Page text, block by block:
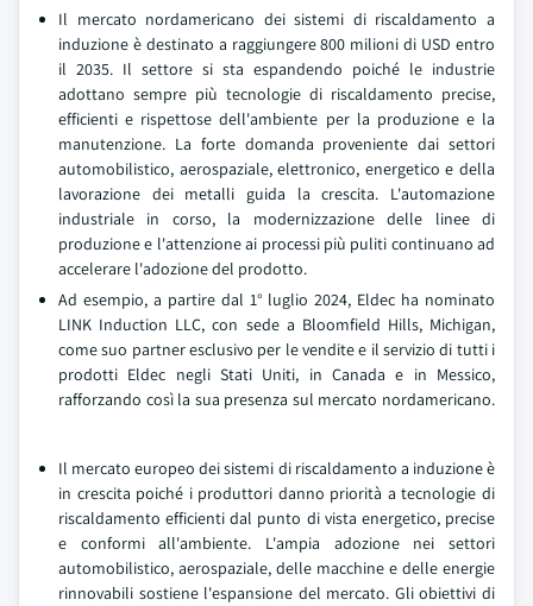
Il mercato nordamericano dei sistemi di riscaldamento a
induzione è destinato a raggiungere 800 milioni di USD entro
il 2035. Il settore si sta espandendo poiché le industrie
adottano sempre più tecnologie di riscaldamento precise,
efficienti e rispettose dell'ambiente per la produzione e la
manutenzione. La forte domanda proveniente dai settori
automobilistico, aerospaziale, elettronico, energetico e della
lavorazione dei metalli guida la crescita. L'automazione
industriale in corso, la modernizzazione delle linee di
produzione e l'attenzione ai processi più puliti continuano ad
accelerare l'adozione del prodotto.
Ad esempio, a partire dal 1° luglio 2024, Eldec ha nominato
LINK Induction LLC, con sede a Bloomfield Hills, Michigan,
come suo partner esclusivo per le vendite e il servizio di tutti i
prodotti Eldec negli Stati Uniti, in Canada e in Messico,
rafforzando così la sua presenza sul mercato nordamericano.
Il mercato europeo dei sistemi di riscaldamento a induzione è
in crescita poiché i produttori danno priorità a tecnologie di
riscaldamento efficienti dal punto di vista energetico, precise
e conformi all'ambiente. L'ampia adozione nei settori
automobilistico, aerospaziale, delle macchine e delle energie
rinnovabili sostiene l'espansione del mercato. Gli obiettivi di